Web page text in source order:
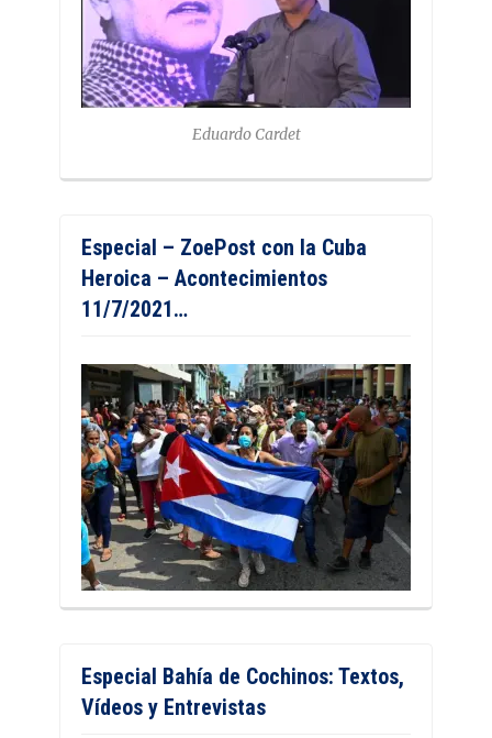
Eduardo Cardet
Especial – ZoePost con la Cuba
Heroica – Acontecimientos
11/7/2021…
Especial Bahía de Cochinos: Textos,
Vídeos y Entrevistas